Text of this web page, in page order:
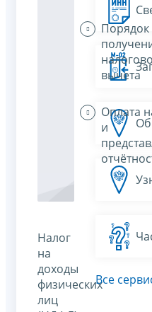
Порядок
вычета
Оплата
и
Налог
на
доходы
физических
лиц
Все